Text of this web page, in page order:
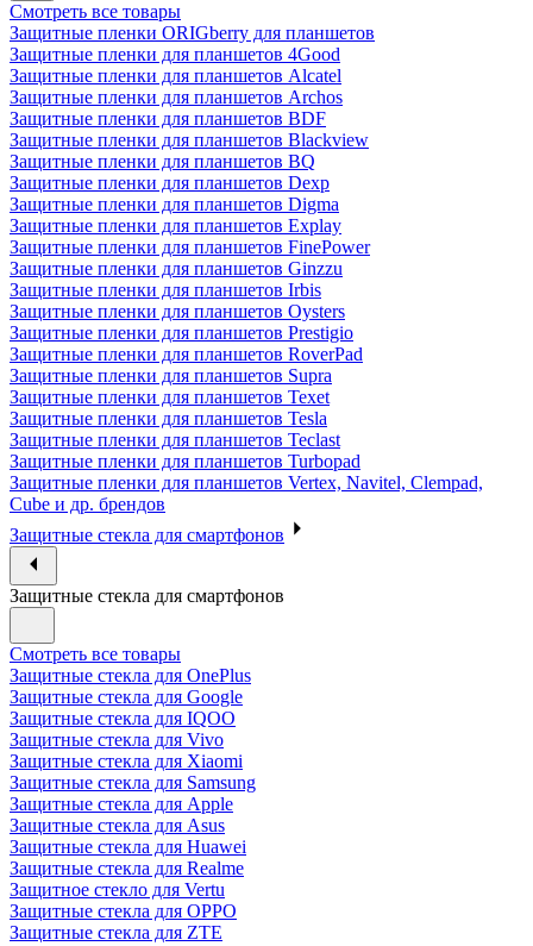
Смотреть все товары
Защитные пленки ORIGberry для планшетов
Защитные пленки для планшетов 4Good
Защитные пленки для планшетов Alcatel
Защитные пленки для планшетов Archos
Защитные пленки для планшетов BDF
Защитные пленки для планшетов Blackview
Защитные пленки для планшетов BQ
Защитные пленки для планшетов Dexp
Защитные пленки для планшетов Digma
Защитные пленки для планшетов Explay
Защитные пленки для планшетов FinePower
Защитные пленки для планшетов Ginzzu
Защитные пленки для планшетов Irbis
Защитные пленки для планшетов Oysters
Защитные пленки для планшетов Prestigio
Защитные пленки для планшетов RoverPad
Защитные пленки для планшетов Supra
Защитные пленки для планшетов Texet
Защитные пленки для планшетов Tesla
Защитные пленки для планшетов Teclast
Защитные пленки для планшетов Turbopad
Защитные пленки для планшетов Vertex, Navitel, Clempad,
Cube и др. брендов
Защитные стекла для смартфонов
Защитные стекла для смартфонов
Смотреть все товары
Защитные стекла для OnePlus
Защитные стекла для Google
Защитные стекла для IQOO
Защитные стекла для Vivo
Защитные стекла для Xiaomi
Защитные стекла для Samsung
Защитные стекла для Apple
Защитные стекла для Asus
Защитные стекла для Huawei
Защитные стекла для Realme
Защитное стекло для Vertu
Защитные стекла для OPPO
Защитные стекла для ZTE